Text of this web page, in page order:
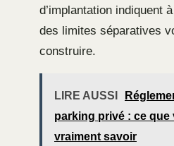
d’implantation indiquent
des limites séparatives
construire.
LIRE AUSSI
parking privé : ce que
vraiment savoir